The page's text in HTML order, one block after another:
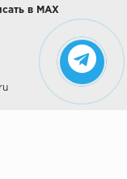
в MAX